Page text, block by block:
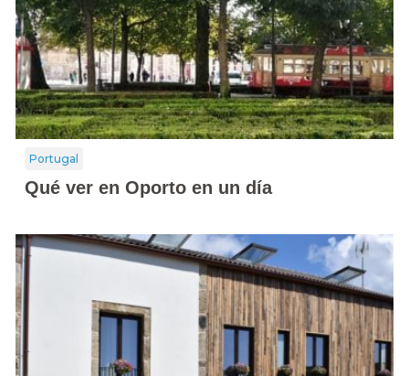
Portugal
Qué ver en Oporto en un día